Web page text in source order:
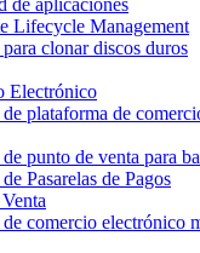
Lifecycle Management
clonar discos duros
Electrónico
plataforma de
punto de venta para
Pasarelas de Pagos
comercio electrónico